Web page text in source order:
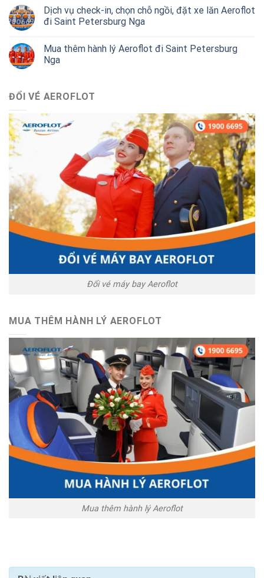
Dịch vụ check-in, chọn chỗ ngồi, đặt xe lăn Aeroflot
đi Saint Petersburg Nga
Mua thêm hành lý Aeroflot đi Saint Petersburg
Nga
ĐỔI VÉ AEROFLOT
Đổi vé máy bay Aeroflot
MUA THÊM HÀNH LÝ AEROFLOT
Mua thêm hành lý Aeroflot